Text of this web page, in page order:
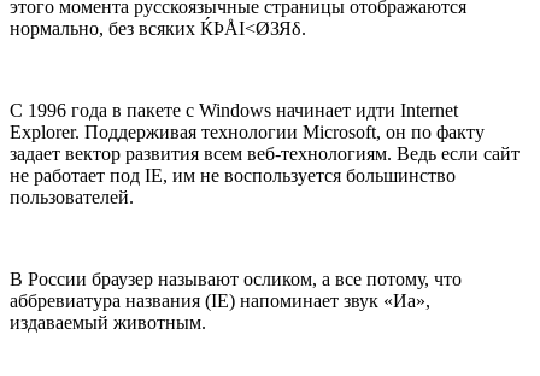
этого момента русскоязычные страницы отображаются
нормально, без всяких ЌÞÅI<ØЗЯδ.
С 1996 года в пакете с Windows начинает идти Internet
Explorer. Поддерживая технологии Microsoft, он по факту
задает вектор развития всем веб-технологиям. Ведь если сайт
не работает под IE, им не воспользуется большинство
пользователей.
В России браузер называют осликом, а все потому, что
аббревиатура названия (IE) напоминает звук «Иа»,
издаваемый животным.